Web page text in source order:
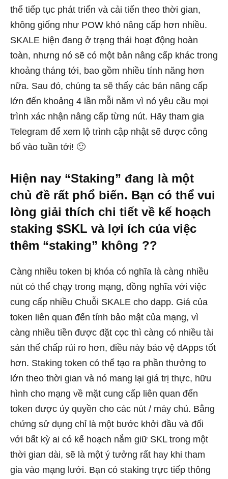
thể tiếp tục phát triển và cải tiến theo thời gian,
không giống như POW khó nâng cấp hơn nhiều.
SKALE hiện đang ở trạng thái hoạt động hoàn
toàn, nhưng nó sẽ có một bản nâng cấp khác trong
khoảng tháng tới, bao gồm nhiều tính năng hơn
nữa. Sau đó, chúng ta sẽ thấy các bản nâng cấp
lớn đến khoảng 4 lần mỗi năm vì nó yêu cầu mọi
trình xác nhận nâng cấp từng nút. Hãy tham gia
Telegram để xem lộ trình cập nhật sẽ được công
bố vào tuần tới! 🙂
Hiện nay “Staking” đang là một
chủ đề rất phổ biến. Bạn có thể vui
lòng giải thích chi tiết về kế hoạch
staking $SKL và lợi ích của việc
thêm “staking” không ??
Càng nhiều token bị khóa có nghĩa là càng nhiều
nút có thể chạy trong mạng, đồng nghĩa với việc
cung cấp nhiều Chuỗi SKALE cho dapp. Giá của
token liên quan đến tính bảo mật của mạng, vì
càng nhiều tiền được đặt cọc thì càng có nhiều tài
sản thế chấp rủi ro hơn, điều này bảo vệ dApps tốt
hơn. Staking token có thể tạo ra phần thưởng to
lớn theo thời gian và nó mang lại giá trị thực, hữu
hình cho mạng về mặt cung cấp liên quan đến
token được ủy quyền cho các nút / máy chủ. Bằng
chứng sử dụng chỉ là một bước khởi đầu và đối
với bất kỳ ai có kế hoạch nắm giữ SKL trong một
thời gian dài, sẽ là một ý tưởng rất hay khi tham
gia vào mạng lưới. Bạn có staking trực tiếp thông